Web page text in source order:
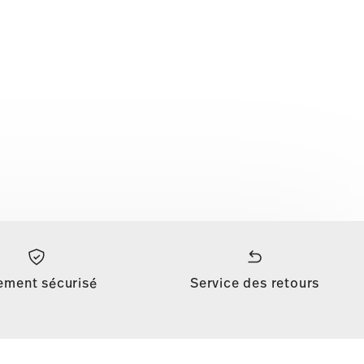
sécurisé Service des retours